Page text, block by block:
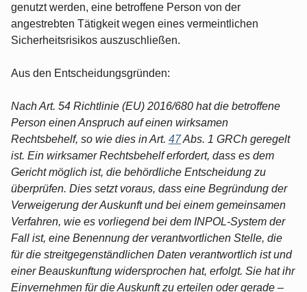
genutzt werden, eine betroffene Person von der
angestrebten Tätigkeit wegen eines vermeintlichen
Sicherheitsrisikos auszuschließen.
Aus den Entscheidungsgründen:
Nach Art. 54 Richtlinie (EU) 2016/680 hat die betroffene
Person einen Anspruch auf einen wirksamen
Rechtsbehelf, so wie dies in Art. 47Abs. 1 GRCh geregelt
ist. Ein wirksamer Rechtsbehelf erfordert, dass es dem
Gericht möglich ist, die behördliche Entscheidung zu
überprüfen. Dies setzt voraus, dass eine Begründung der
Verweigerung der Auskunft und bei einem gemeinsamen
Verfahren, wie es vorliegend bei dem INPOL-System der
Fall ist, eine Benennung der verantwortlichen Stelle, die
für die streitgegenständlichen Daten verantwortlich ist und
einer Beauskunftung widersprochen hat, erfolgt. Sie hat ihr
Einvernehmen für die Auskunft zu erteilen oder gerade –